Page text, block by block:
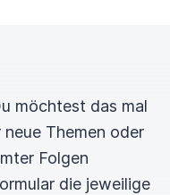
möchtest das mal
Themen oder
Folgen
die jeweilige